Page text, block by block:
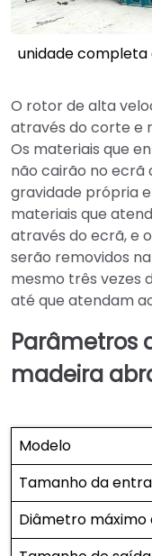
unidade completa
O rotor de alta
através do corte e
Os materiais que
não cairão no ecrã
gravidade própria
materiais que
através do ecrã, e
serão removidos
mesmo três vezes
até que atendam
Parâmetros
madeira
Modelo
Tamanho da
Diâmetro